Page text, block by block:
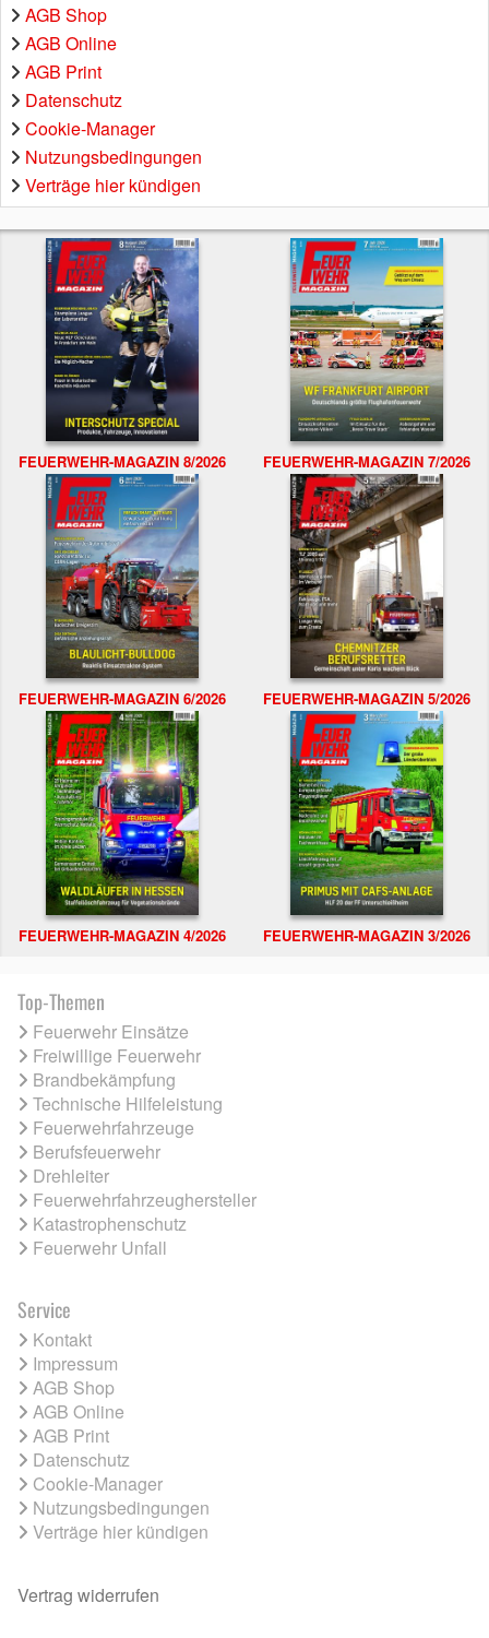
AGB Shop
AGB Online
AGB Print
Datenschutz
Cookie-Manager
Nutzungsbedingungen
Verträge hier kündigen
FEUERWEHR-MAGAZIN 8/2026 FEUERWEHR-MAGAZIN 7/2026
FEUERWEHR-MAGAZIN 6/2026 FEUERWEHR-MAGAZIN 5/2026
FEUERWEHR-MAGAZIN 4/2026 FEUERWEHR-MAGAZIN 3/2026
Top-Themen
Feuerwehr Einsätze
Freiwillige Feuerwehr
Brandbekämpfung
Technische Hilfeleistung
Feuerwehrfahrzeuge
Berufsfeuerwehr
Drehleiter
Feuerwehrfahrzeughersteller
Katastrophenschutz
Feuerwehr Unfall
Service
Kontakt
Impressum
AGB Shop
AGB Online
AGB Print
Datenschutz
Cookie-Manager
Nutzungsbedingungen
Verträge hier kündigen
Vertrag widerrufen